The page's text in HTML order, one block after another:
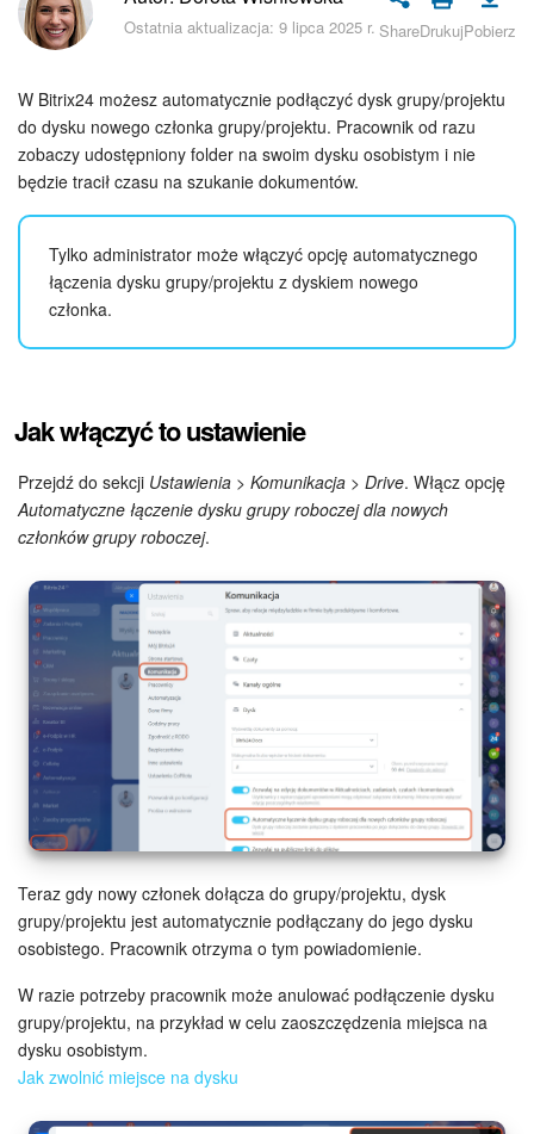
Bezpieczeństwo w Bitrix24
Poczta
Zadania i projekty
CRM
Dysk
Komunikator Bitrix24
Jak zacząć
Grupy robocze
Bitrix24 Market
Strony internetowe
Firma
Automatyzacja
Marketing
Zarządzanie asortymentem produktów
Ustawienia
Subskrypcja
Aplikacja desktopowa
Widżet pracownika
Ostatnia aktualizacja: 9 lipca 2025 r. ShareDrukujPobierz
W Bitrix24 możesz automatycznie podłączyć dysk grupy/projektu
do dysku nowego członka grupy/projektu. Pracownik od razu
zobaczy udostępniony folder na swoim dysku osobistym i nie
będzie tracił czasu na szukanie dokumentów.
Tylko administrator może włączyć opcję automatycznego
łączenia dysku grupy/projektu z dyskiem nowego
członka.
Jak włączyć to ustawienie
Przejdź do sekcji Ustawienia > Komunikacja > Drive. Włącz opcję
Automatyczne łączenie dysku grupy roboczej dla nowych
członków grupy roboczej.
Teraz gdy nowy członek dołącza do grupy/projektu, dysk
grupy/projektu jest automatycznie podłączany do jego dysku
osobistego. Pracownik otrzyma o tym powiadomienie.
W razie potrzeby pracownik może anulować podłączenie dysku
grupy/projektu, na przykład w celu zaoszczędzenia miejsca na
dysku osobistym.
Jak zwolnić miejsce na dysku